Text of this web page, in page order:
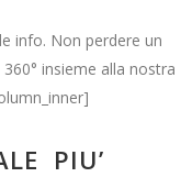
info. Non perdere un
insieme alla nostra
PIU’